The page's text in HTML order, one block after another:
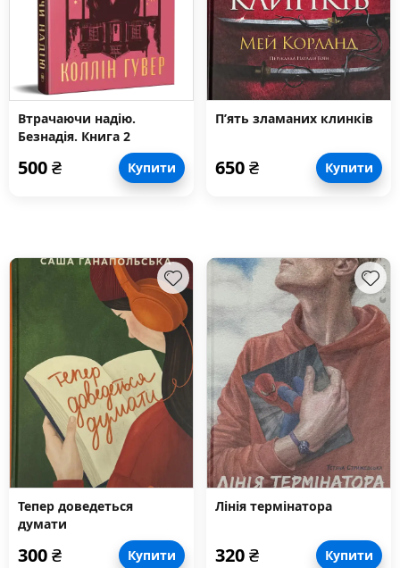
Втрачаючи надію.
Безнадія. Книга 2
500₴ Купити
П’ять зламаних клинків
650₴ Купити
Тепер доведеться
думати
300₴ Купити
Лінія термінатора
320₴ Купити